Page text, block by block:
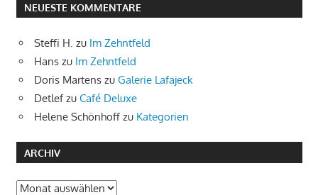
NEUESTE KOMMENTARE
Steffi H. zu Im Zehntfeld
Hans zu Im Zehntfeld
Doris Martens zu Galerie Lafajeck
Detlefzu Café Deluxe
Helene Schönhoff zu Kategorien
ARCHIV
Archiv